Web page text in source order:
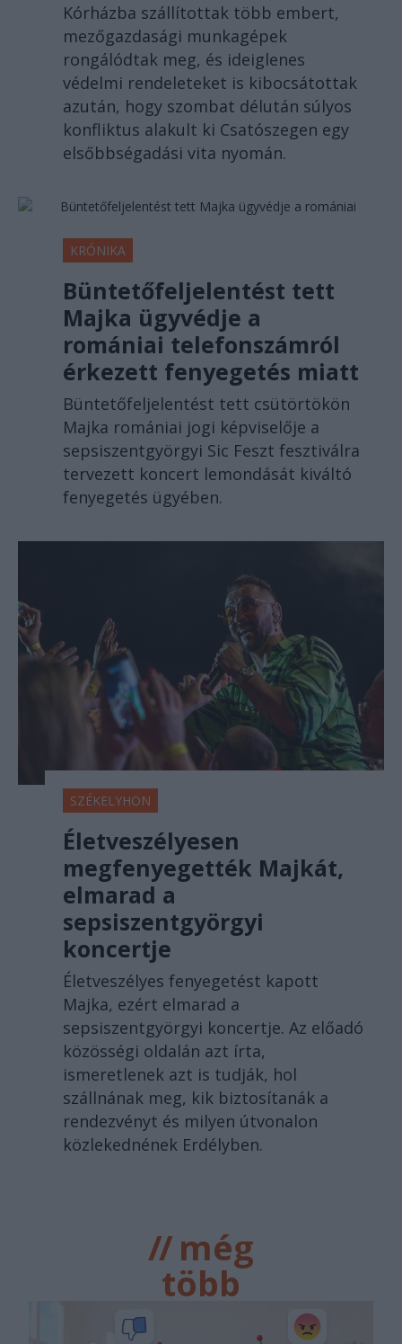
Kórházba szállítottak több embert,
mezőgazdasági munkagépek
rongálódtak meg, és ideiglenes
védelmi rendeleteket is kibocsátottak
azután, hogy szombat délután súlyos
konfliktus alakult ki Csatószegen egy
elsőbbségadási vita nyomán.
KRÓNIKA
Büntetőfeljelentést tett
Majka ügyvédje a
romániai telefonszámról
érkezett fenyegetés miatt
Büntetőfeljelentést tett csütörtökön
Majka romániai jogi képviselője a
sepsiszentgyörgyi Sic Feszt fesztiválra
tervezett koncert lemondását kiváltó
fenyegetés ügyében.
SZÉKELYHON
Életveszélyesen
megfenyegették Majkát,
elmarad a
sepsiszentgyörgyi
koncertje
Életveszélyes fenyegetést kapott
Majka, ezért elmarad a
sepsiszentgyörgyi koncertje. Az előadó
közösségi oldalán azt írta,
ismeretlenek azt is tudják, hol
szállnának meg, kik biztosítanák a
rendezvényt és milyen útvonalon
közlekednének Erdélyben.
//még
több
főtér.ro